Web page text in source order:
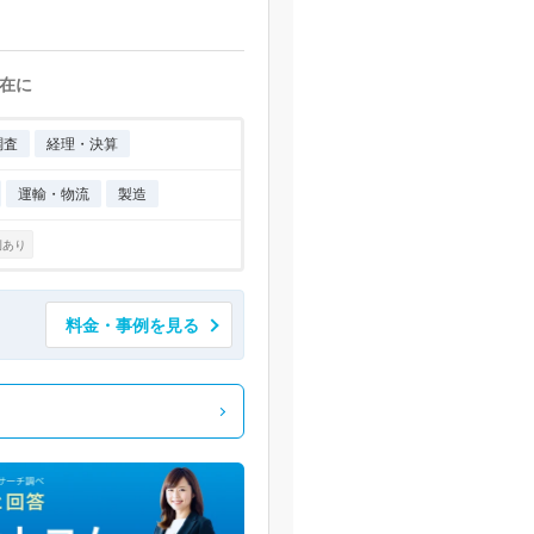
に
経理・決算
運輸・物流 製造
り
料金・事例を見る